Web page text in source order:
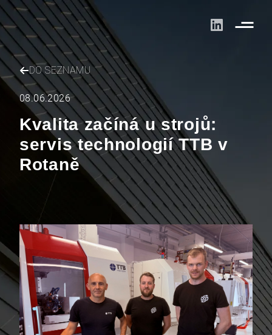
DO SEZNAMU
08.06.2026
Kvalita začíná u strojů:
servis technologií TTB v
Rotaně